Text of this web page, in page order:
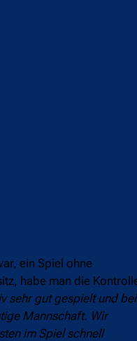
ein Spiel ohne
habe man die
sehr gut gespielt und bei
Mannschaft. Wir
im Spiel schnell